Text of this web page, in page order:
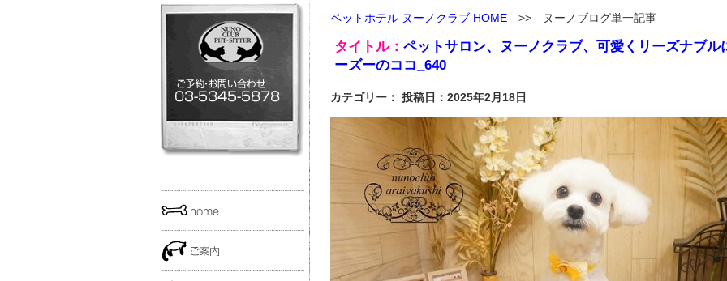
ペットホテル ヌーノクラブ HOME >> ヌーノブログ単一記事
タイトル： ペットサロン、ヌーノクラブ、可愛くリーズナブ
ーズーのココ_640
カテゴリー： 投稿日：2025年2月18日